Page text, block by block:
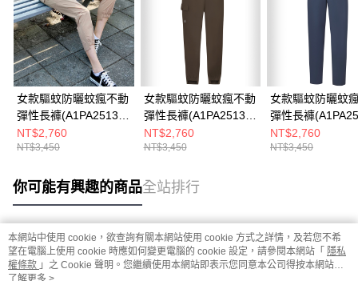
女款驅蚊防曬蚊瘋不動
彈性長褲(A1PA2513W
蜜茶棕/機能長褲/防蚊
褲)
NT$2,760
NT$3,450
女款驅蚊防曬蚊瘋不動
彈性長褲(A1PA2513W
鐵褐/機能長褲/防蚊褲)
NT$2,760
NT$3,450
女款驅蚊防曬蚊
彈性長褲
墨藍/機能長褲/防
NT$2,760
NT$3,450
你可能有興趣的商品全站排行
熱門標籤
本網站中使用 cookie，欲查詢有關本網站使用 cookie 方式之詳情，及若您不希
望在電腦上使用 cookie 時應如何變更電腦的 cookie 設定，請參閱本網站「 隱私
權條款 」之 Cookie 聲明。您繼續使用本網站即表示您同意本公司得按本網站使
用條款之 Cookie 聲明使用 cookie。
了解更多 >